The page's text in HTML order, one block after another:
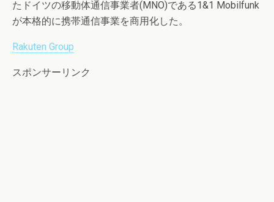
たドイツの移動体通信事業者(MNO)である1&1 Mobilfunk
が本格的に携帯通信事業を商用化した。
Rakuten Group
スポンサーリンク